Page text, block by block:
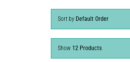
Sort by Default Order
Show 12 Products